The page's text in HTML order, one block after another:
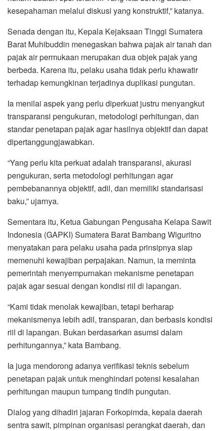
kesepahaman melalui diskusi yang konstruktif,” katanya.
Senada dengan itu, Kepala Kejaksaan Tinggi Sumatera
Barat Muhibuddin menegaskan bahwa pajak air tanah dan
pajak air permukaan merupakan dua objek pajak yang
berbeda. Karena itu, pelaku usaha tidak perlu khawatir
terhadap kemungkinan terjadinya duplikasi pungutan.
Ia menilai aspek yang perlu diperkuat justru menyangkut
transparansi pengukuran, metodologi perhitungan, dan
standar penetapan pajak agar hasilnya objektif dan dapat
dipertanggungjawabkan.
“Yang perlu kita perkuat adalah transparansi, akurasi
pengukuran, serta metodologi perhitungan agar
pembebanannya objektif, adil, dan memiliki standarisasi
baku,” ujarnya.
Sementara itu, Ketua Gabungan Pengusaha Kelapa Sawit
Indonesia (GAPKI) Sumatera Barat Bambang Wiguritno
menyatakan para pelaku usaha pada prinsipnya siap
memenuhi kewajiban perpajakan. Namun, ia meminta
pemerintah menyempurnakan mekanisme penetapan
pajak agar sesuai dengan kondisi riil di lapangan.
“Kami tidak menolak kewajiban, tetapi berharap
mekanismenya lebih adil, transparan, dan berbasis kondisi
riil di lapangan. Bukan berdasarkan asumsi dalam
perhitungannya,” kata Bambang.
Ia juga mendorong adanya verifikasi teknis sebelum
penetapan pajak untuk menghindari potensi kesalahan
perhitungan maupun tumpang tindih pungutan.
Dialog yang dihadiri jajaran Forkopimda, kepala daerah
sentra sawit, pimpinan organisasi perangkat daerah, dan